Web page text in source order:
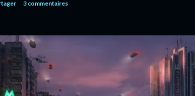
3 commentaires